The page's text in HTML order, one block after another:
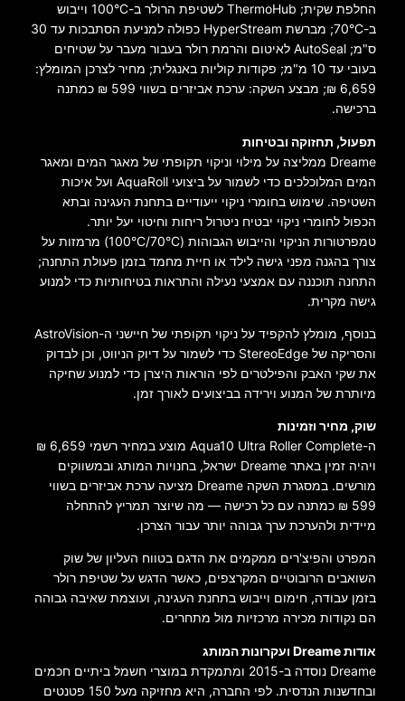
החלפת שקית; ThermoHub לשטיפת הרולר ב-100°C וייבוש
ב-70°C; מברשת HyperStream כפולה למניעת הסתבכות עד 30
ס"מ; AutoSeal לאיטום והרמת רולר בעבור מעבר על שטיחים
בעובי עד 10 מ"מ; פקודות קוליות באנגלית; מחיר לצרכן המומלץ:
6,659 ₪; מבצע השקה: ערכת אביזרים בשווי 599 ₪ כמתנה
ברכישה.
תפעול, תחזוקה ובטיחות
Dreame ממליצה על מילוי וניקוי תקופתי של מאגר המים ומאגר
המים המלוכלכים כדי לשמור על ביצועי AquaRoll ועל איכות
השטיפה. שימוש בחומרי ניקוי ייעודיים בתחנת העגינה ובתא
הכפול לחומרי ניקוי יבטיח ניטרול ריחות וחיטוי יעל יותר.
טמפרטורות הניקוי והייבוש הגבוהות (100°C/70°C) מרמזות על
צורך בהגנה מפני גישה לילד או חיית מחמד בזמן פעולת התחנה;
התחנה תוכננה עם אמצעי נעילה והתראות בטיחותיות כדי למנוע
גישה מקרית.
בנוסף, מומלץ להקפיד על ניקוי תקופתי של חיישני ה-AstroVision
והסריקה של StereoEdge כדי לשמור על דיוק הניווט, וכן לבדוק
את שקי האבק והפילטרים לפי הוראות היצרן כדי למנוע שחיקה
מיותרת של המנוע וירידה בביצועים לאורך זמן.
שוק, מחיר וזמינות
ה-Aqua10 Ultra Roller Complete מוצע במחיר רשמי 6,659 ₪
ויהיה זמין באתר Dreame ישראל, בחנויות המותג ובמשווקים
מורשים. במסגרת השקה Dreame מציעה ערכת אביזרים בשווי
599 ₪ כמתנה עם כל רכישה — מה שיוצר תמריץ להתחלה
מיידית ולהערכת ערך גבוהה יותר עבור הצרכן.
המפרט והפיצ'רים ממקמים את הדגם בטווח העליון של שוק
השואבים הרובוטיים המקרצפים, כאשר הדגש על שטיפת רולר
בזמן עבודה, חימום וייבוש בתחנת העגינה, ועוצמת שאיבה גבוהה
הם נקודות מכירה מרכזיות מול מתחרים.
אודות Dreame ועקרונות המותג
Dreame נוסדה ב-2015 ומתמקדת במוצרי חשמל ביתיים חכמים
ובחדשנות הנדסית. לפי החברה, היא מחזיקה מעל 150 פטנטים